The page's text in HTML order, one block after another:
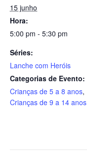
15 junho
Hora:
5:00 pm - 5:30 pm
Séries:
Lanche com Heróis
Categorias de Evento:
Crianças de 5 a 8 anos,
Crianças de 9 a 14 anos